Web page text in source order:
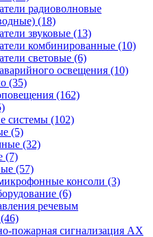
радиоволновые
(18)
звуковые (13)
комбинированные (10)
световые (6)
освещения (10)
(35)
(162)
системы (102)
(5)
(32)
(7)
(57)
консоли (3)
(6)
речевым
(46)
пожарная сигнализация AX